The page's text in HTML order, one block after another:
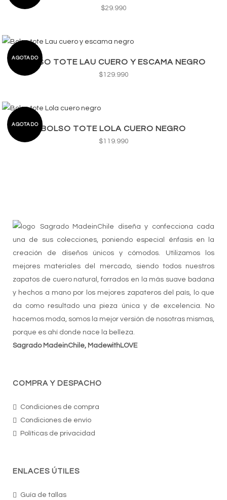
$29.990
AGOTADO
BOLSO TOTE LAU CUERO Y ESCAMA NEGRO
$129.990
AGOTADO BOLSO TOTE LOLA CUERO NEGRO
$119.990
Sagrado MadeinChile diseña y confecciona cada
una de sus colecciones, poniendo especial énfasis en la
creación de diseños únicos y cómodos. Utilizamos los
mejores materiales del mercado, siendo todos nuestros
zapatos de cuero natural, forrados en la más suave badana
y hechos a mano por los mejores zapateros del país, lo que
da como resultado una pieza única y de excelencia. No
hacemos moda, somos la mejor versión de nosotras mismas,
porque es ahí donde nace la belleza.
Sagrado MadeinChile, MadewithLOVE
COMPRA Y DESPACHO
Condiciones de compra
Condiciones de envío
Políticas de privacidad
ENLACES ÚTILES
Guía de tallas